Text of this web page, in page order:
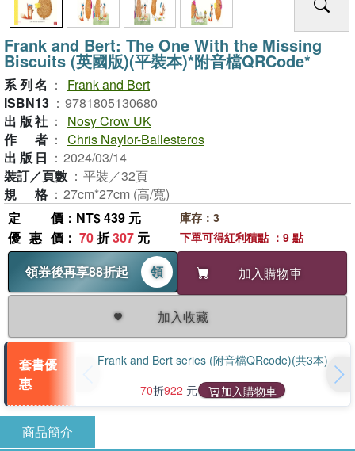
Frank and Bert: The One With the Missing
Biscuits (英國版)(平裝本)*附音檔QRCode*
系列名 ：
Frank and Bert
ISBN13 ： 9781805130680
出版社 ：
Nosy Crow UK
作者 ： Chris Naylor-Ballesteros
出版日 ： 2024/03/14
裝訂／頁數 ： 平裝／32頁
規格 ： 27cm*27cm (高/寬)
定價 ：NT$ 439 元
優惠價 ： 70折307 元
領券後再享88折起
領 加入購物車
加入收藏
庫存：3
下單可得紅利積點 ：9 點
套書優
惠
Frank and Bert series (附音檔QRcode)(共3本)
70折922 元 加入購物車
商品簡介